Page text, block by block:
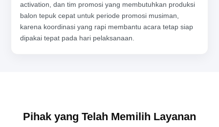
activation, dan tim promosi yang membutuhkan produksi
balon tepuk cepat untuk periode promosi musiman,
karena koordinasi yang rapi membantu acara tetap siap
dipakai tepat pada hari pelaksanaan.
Pihak yang Telah Memilih Layanan